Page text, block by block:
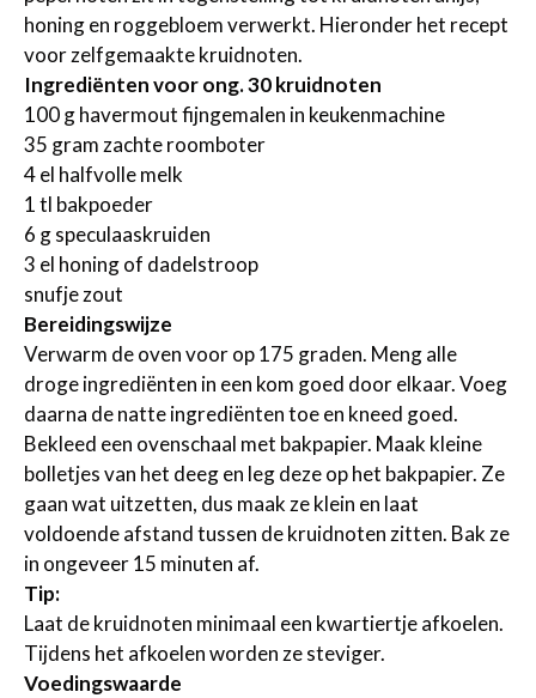
honing en roggebloem verwerkt. Hieronder het recept
voor zelfgemaakte kruidnoten.
Ingrediënten voor ong. 30 kruidnoten
100 g havermout fijngemalen in keukenmachine
35 gram zachte roomboter
4 el halfvolle melk
1 tl bakpoeder
6 g speculaaskruiden
3 el honing of dadelstroop
snufje zout
Bereidingswijze
Verwarm de oven voor op 175 graden. Meng alle
droge ingrediënten in een kom goed door elkaar. Voeg
daarna de natte ingrediënten toe en kneed goed.
Bekleed een ovenschaal met bakpapier. Maak kleine
bolletjes van het deeg en leg deze op het bakpapier. Ze
gaan wat uitzetten, dus maak ze klein en laat
voldoende afstand tussen de kruidnoten zitten. Bak ze
in ongeveer 15 minuten af.
Tip:
Laat de kruidnoten minimaal een kwartiertje afkoelen.
Tijdens het afkoelen worden ze steviger.
Voedingswaarde